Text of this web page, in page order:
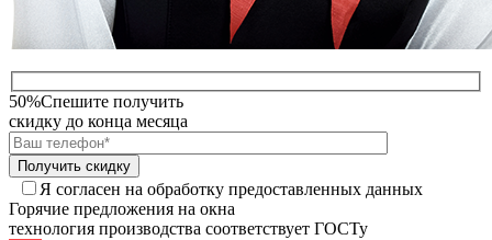
50%Спешите получить
скидку до конца месяца
Я согласен на обработку предоставленных данных
Горячие предложения на окна
технология производства соответствует ГОСТу